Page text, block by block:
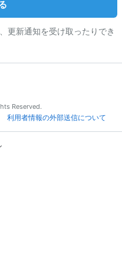
更新通知を受け取ったりでき
Reserved.
利用者情報の外部送信について